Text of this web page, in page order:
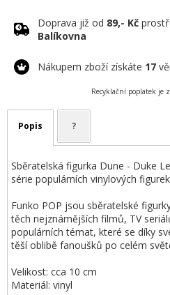
Doprava již od 89,- Kč
Balíkovna
Nákupem zboží získáte 17
Recyklační poplatek je
Popis ?
Sběratelská figurka Dune - Duke
série populárních vinylových
Funko POP jsou sběratelské
těch nejznámějších filmů, TV
populárních témat, které se díky
těší oblibě fanoušků po celém
Velikost: cca 10 cm
Materiál: vinyl